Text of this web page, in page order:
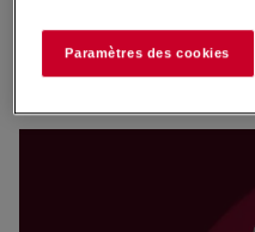
Offres exclusives en
Paramètres des cookies